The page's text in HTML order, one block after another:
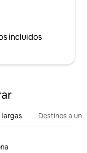
incluidos
Destinos a un